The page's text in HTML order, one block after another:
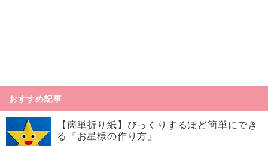
おすすめ記事
【簡単折り紙】びっくりするほど簡単にでき
る『お星様の作り方』